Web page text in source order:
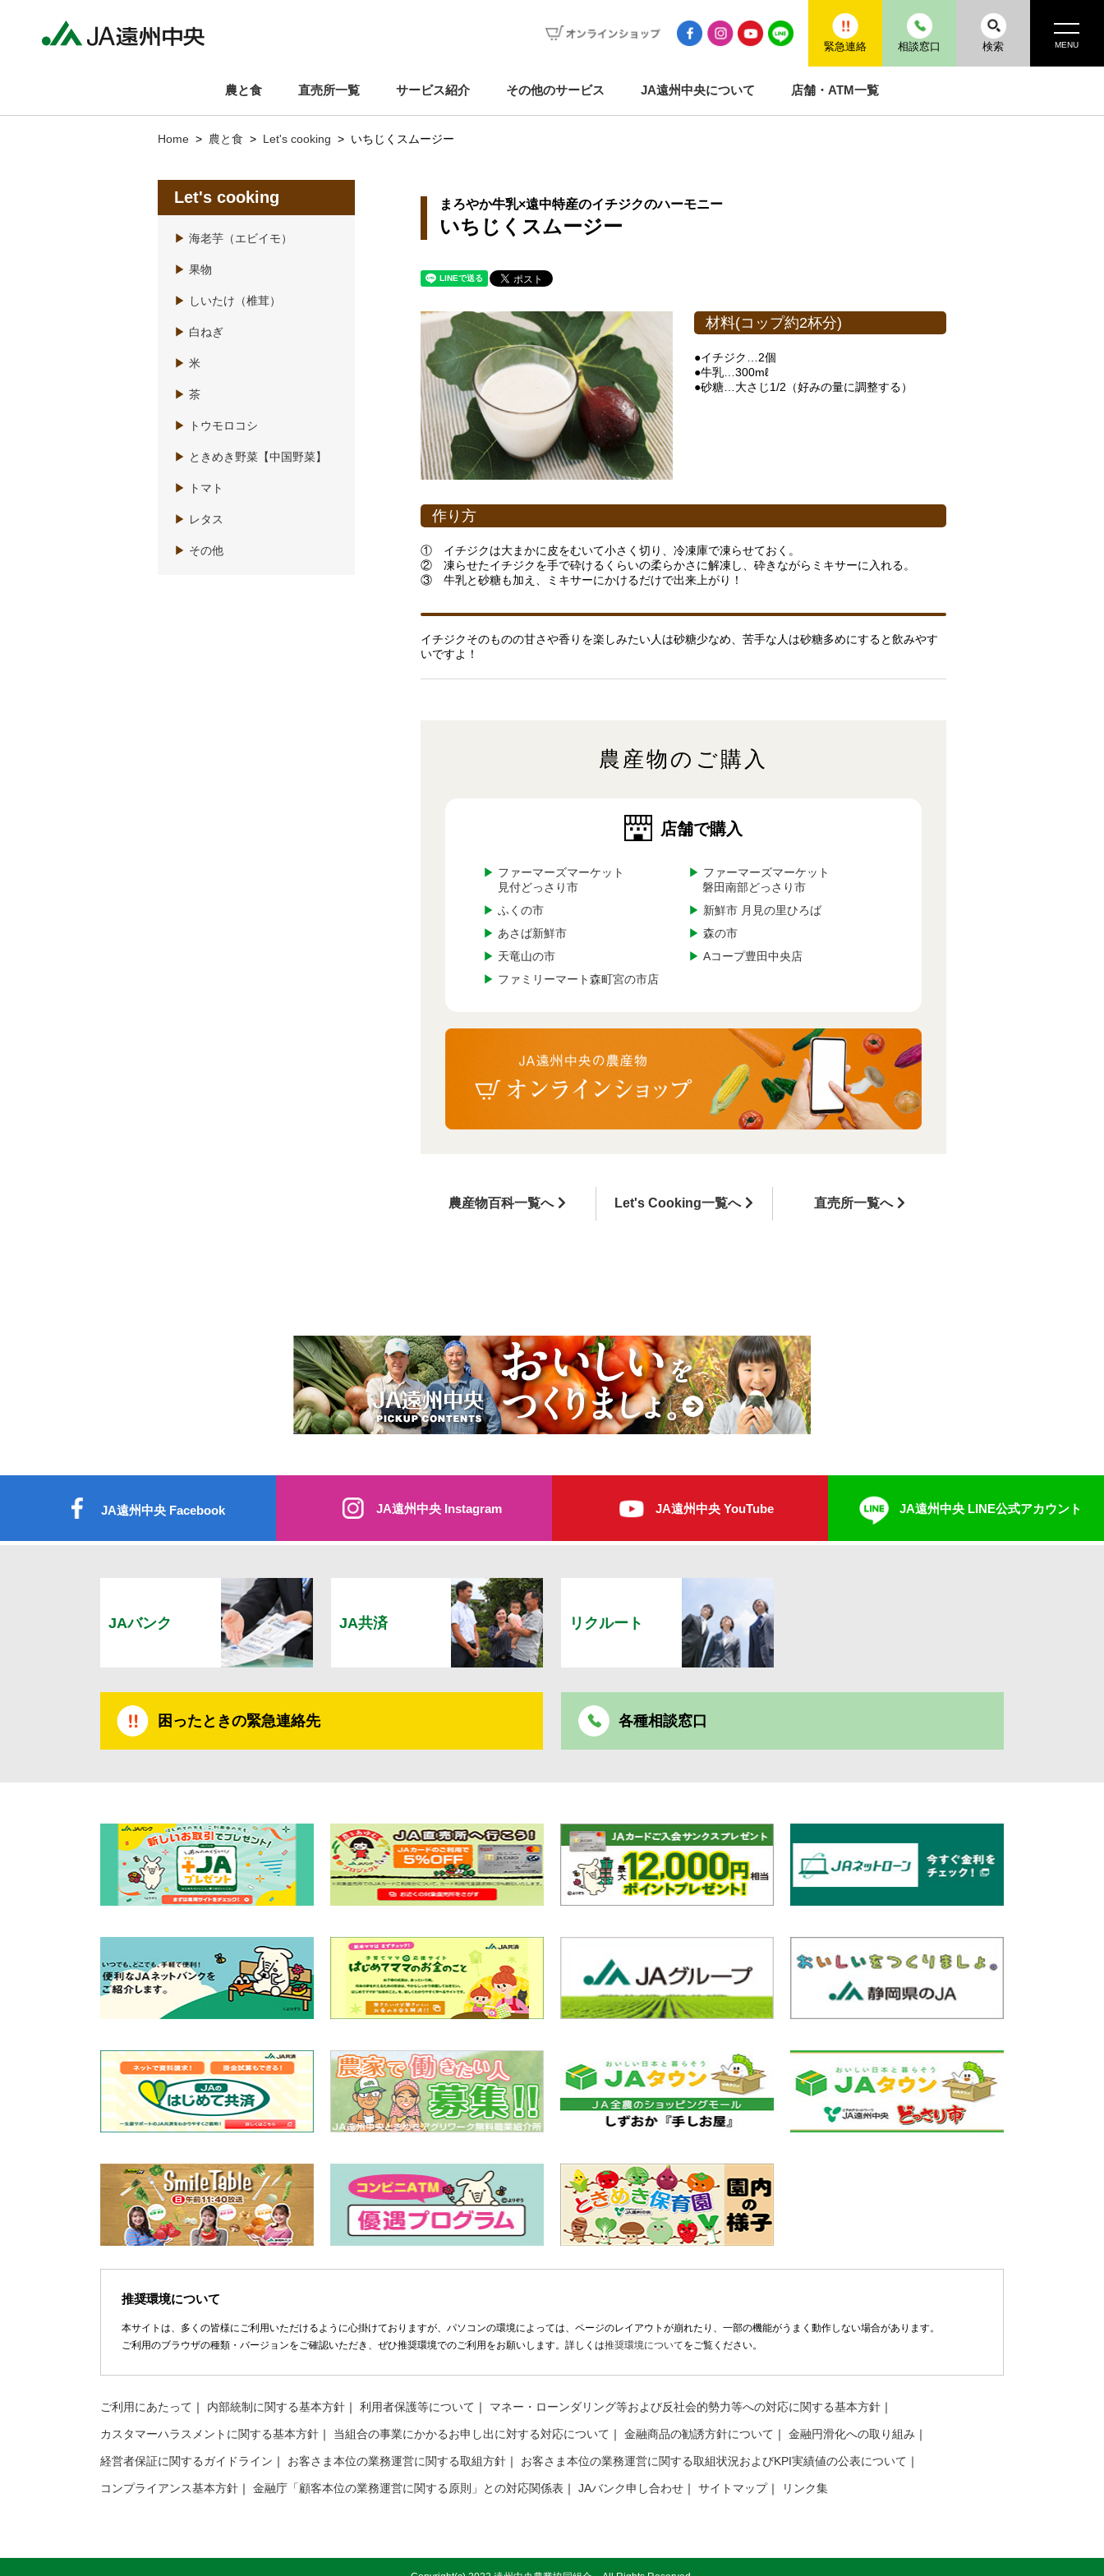
緊急連絡 相談窓口 検索 MENU
農と食 直売所一覧 サービス紹介 その他のサービス JA遠州中央について 店舗・ATM一覧
Home > 農と食 > Let's cooking > いちじくスムージー
まろやか牛乳×遠中特産のイチジクのハーモニー
いちじくスムージー
材料(コップ約2杯分)
●イチジク…2個
●牛乳…300mℓ
●砂糖…大さじ1/2（好みの量に調整する）
作り方
① イチジクは大まかに皮をむいて小さく切り、冷凍庫で凍らせておく。
② 凍らせたイチジクを手で砕けるくらいの柔らかさに解凍し、砕きながらミキサーに入れる。
③ 牛乳と砂糖も加え、ミキサーにかけるだけで出来上がり！
イチジクそのものの甘さや香りを楽しみたい人は砂糖少なめ、苦手な人は砂糖多めにすると飲みやす
いですよ！
農産物のご購入
店舗で購入
▶ ファーマーズマーケット
見付どっさり市
▶ ファーマーズマーケット
磐田南部どっさり市
▶ ふくの市 ▶ 新鮮市 月見の里ひろば
▶ あさば新鮮市 ▶ 森の市
▶ 天竜山の市 ▶ Aコープ豊田中央店
▶ ファミリーマート森町宮の市店
農産物百科一覧へ Let's Cooking一覧へ 直売所一覧へ
Let's cooking
▶ 海老芋（エビイモ）
▶ 果物
▶ しいたけ（椎茸）
▶ 白ねぎ
▶ 米
▶ 茶
▶ トウモロコシ
▶ ときめき野菜【中国野菜】
▶ トマト
▶ レタス
▶ その他
JA遠州中央 Facebook JA遠州中央 Instagram JA遠州中央 YouTube JA遠州中央 LINE公式アカウント
JAバンク JA共済 リクルート
困ったときの緊急連絡先 各種相談窓口
推奨環境について
本サイトは、多くの皆様にご利用いただけるように心掛けておりますが、パソコンの環境によっては、ページのレイアウトが崩れたり、一部の機能がうまく動作しない場合があります。
ご利用のブラウザの種類・バージョンをご確認いただき、ぜひ推奨環境でのご利用をお願いします。詳しくは推奨環境についてをご覧ください。
ご利用にあたって 内部統制に関する基本方針 利用者保護等について マネー・ローンダリング等および反社会的勢力等への対応に関する基本方針
カスタマーハラスメントに関する基本方針 当組合の事業にかかるお申し出に対する対応について 金融商品の勧誘方針について 金融円滑化への取り組み
経営者保証に関するガイドライン お客さま本位の業務運営に関する取組方針 お客さま本位の業務運営に関する取組状況およびKPI実績値の公表について
コンプライアンス基本方針 金融庁「顧客本位の業務運営に関する原則」との対応関係表 JAバンク申し合わせ サイトマップ リンク集